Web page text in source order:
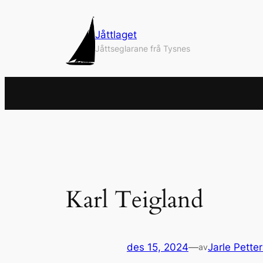
Jåttlaget
Jåttseglarane frå Tysnes
Karl Teigland
des 15, 2024—avJarle